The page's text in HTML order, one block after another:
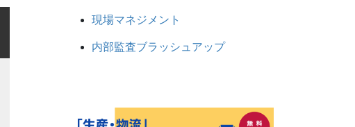
現場マネジメント
内部監査ブラッシュアップ